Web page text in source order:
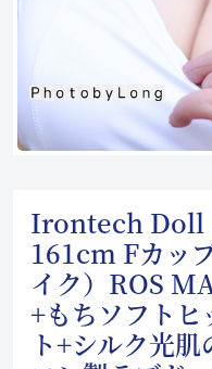
Irontech Doll
161cm Fカッ
イク）ROS
+もちソフトヒ
ト+シルク光